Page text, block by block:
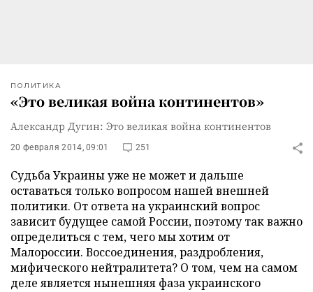
ПОЛИТИКА
«Это великая война континентов»
Александр Дугин: Это великая война континентов
20 февраля 2014, 09:01 251
Судьба Украины уже не может и дальше
оставаться только вопросом нашей внешней
политики. От ответа на украинский вопрос
зависит будущее самой России, поэтому так важно
определиться с тем, чего мы хотим от
Малороссии. Воссоединения, раздробления,
мифического нейтралитета? О том, чем на самом
деле является нынешняя фаза украинского